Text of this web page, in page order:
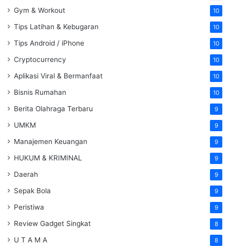
Gym & Workout 10
Tips Latihan & Kebugaran 10
Tips Android / iPhone 10
Cryptocurrency 10
Aplikasi Viral & Bermanfaat 10
Bisnis Rumahan 10
Berita Olahraga Terbaru 9
UMKM 9
Manajemen Keuangan 9
HUKUM & KRIMINAL 9
Daerah 9
Sepak Bola 9
Peristiwa 9
Review Gadget Singkat 8
U T A M A 8